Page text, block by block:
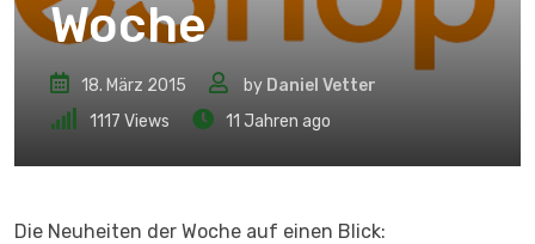
Woche
18. März 2015 by Daniel Vetter
1117 Views 11 Jahren ago
Die Neuheiten der Woche auf einen Blick: